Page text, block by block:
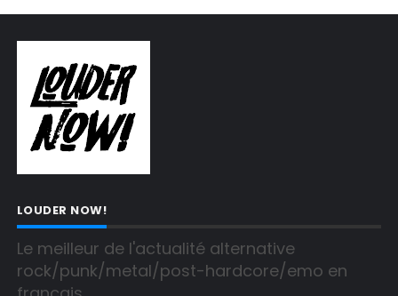
LOUDER NOW!
Le meilleur de l'actualité alternative
rock/punk/metal/post-hardcore/emo en